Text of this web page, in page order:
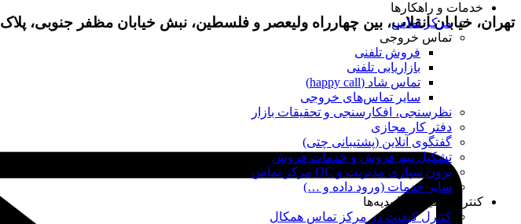
تهران، خیابان انقلاب، بین چهارراه ولیعصر و فلسطین، نبش خیابان مظفر جنوبی، پلاک ۱۰۷۰ ، واحد ۵
خدمات و راهکارها
مرکز تماس
تماس خروجی
فروش تلفنی
بازاریابی تلفنی
تماس شاد (happy call)
سایر تماس‌های خروجی
نظرسنجی، افکارسنجی و تحقیقات بازار
دفتر کار مجازی
گفتگوی آنلاین (پشتیبانی چتی)
تشکیل تیم فروش و خدمات فروش
برون سپاری مدیریت و QC مرکز تماس
سایر خدمات (ورود داده و …)
کنترل کیفیت و تاییدیه‌ها
کنترل کیفیت در مرکز تماس همکال